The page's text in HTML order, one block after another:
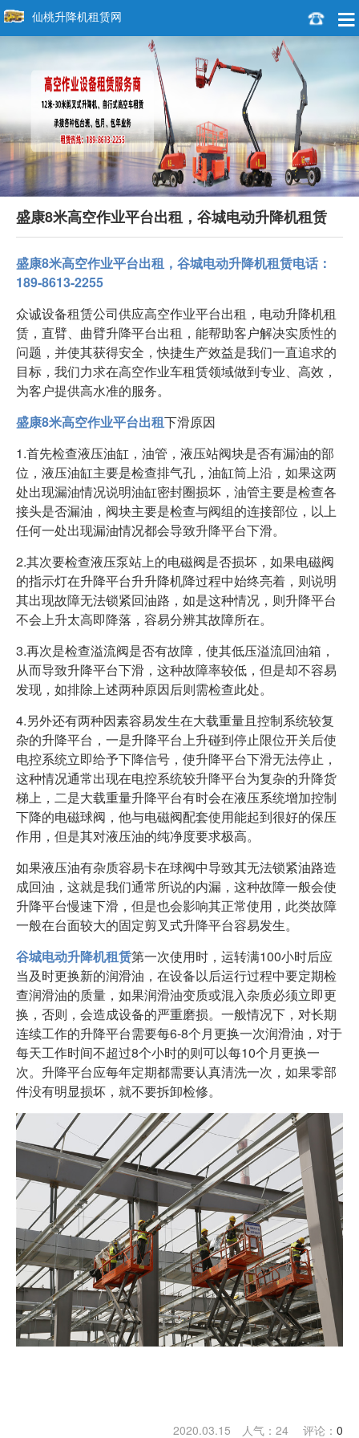
仙桃升降机租赁网
盛康8米高空作业平台出租，谷城电动升降机租赁
盛康8米高空作业平台出租，谷城电动升降机租赁电话：
189-8613-2255
众诚设备租赁公司供应高空作业平台出租，电动升降机租
赁，直臂、曲臂升降平台出租，能帮助客户解决实质性的
问题，并使其获得安全，快捷生产效益是我们一直追求的
目标，我们力求在高空作业车租赁领域做到专业、高效，
为客户提供高水准的服务。
盛康8米高空作业平台出租下滑原因
1.首先检查液压油缸，油管，液压站阀块是否有漏油的部
位，液压油缸主要是检查排气孔，油缸筒上沿，如果这两
处出现漏油情况说明油缸密封圈损坏，油管主要是检查各
接头是否漏油，阀块主要是检查与阀组的连接部位，以上
任何一处出现漏油情况都会导致升降平台下滑。
2.其次要检查液压泵站上的电磁阀是否损坏，如果电磁阀
的指示灯在升降平台升升降机降过程中始终亮着，则说明
其出现故障无法锁紧回油路，如是这种情况，则升降平台
不会上升太高即降落，容易分辨其故障所在。
3.再次是检查溢流阀是否有故障，使其低压溢流回油箱，
从而导致升降平台下滑，这种故障率较低，但是却不容易
发现，如排除上述两种原因后则需检查此处。
4.另外还有两种因素容易发生在大载重量且控制系统较复
杂的升降平台，一是升降平台上升碰到停止限位开关后使
电控系统立即给予下降信号，使升降平台下滑无法停止，
这种情况通常出现在电控系统较升降平台为复杂的升降货
梯上，二是大载重量升降平台有时会在液压系统增加控制
下降的电磁球阀，他与电磁阀配套使用能起到很好的保压
作用，但是其对液压油的纯净度要求极高。
如果液压油有杂质容易卡在球阀中导致其无法锁紧油路造
成回油，这就是我们通常所说的内漏，这种故障一般会使
升降平台慢速下滑，但是也会影响其正常使用，此类故障
一般在台面较大的固定剪叉式升降平台容易发生。
谷城电动升降机租赁第一次使用时，运转满100小时后应
当及时更换新的润滑油，在设备以后运行过程中要定期检
查润滑油的质量，如果润滑油变质或混入杂质必须立即更
换，否则，会造成设备的严重磨损。一般情况下，对长期
连续工作的升降平台需要每6-8个月更换一次润滑油，对于
每天工作时间不超过8个小时的则可以每10个月更换一
次。升降平台应每年定期都需要认真清洗一次，如果零部
件没有明显损坏，就不要拆卸检修。
2020.03.15 人气： 24 评论： 0